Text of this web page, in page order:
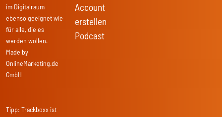
im Digitalraum
ebenso geeignet wie
für alle, die es
werden wollen.
Made by
OnlineMarketing.de
GmbH
Tipp: Trackboxx ist
Account
erstellen
Podcast